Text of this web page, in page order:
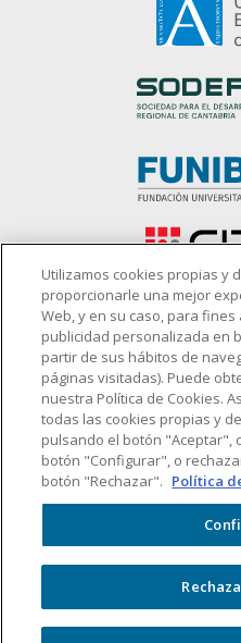
Patronato
Utilizamos cookies propias y
proporcionarle una mejor
Web, y en su caso, para
publicidad personalizada en
partir de sus hábitos de
páginas visitadas). Puede
nuestra Política de Cookies.
todas las cookies propias y
pulsando el botón "Aceptar",
botón "Configurar", o
botón "Rechazar". Política